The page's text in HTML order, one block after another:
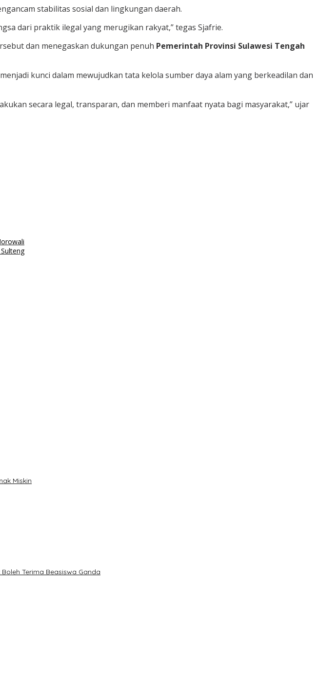
stabilitas sosial dan lingkungan daerah.
dari praktik ilegal yang merugikan rakyat,” tegas Sjafrie.
dan menegaskan dukungan penuh Pemerintah Provinsi Sulawesi Tengah
kunci dalam mewujudkan tata kelola sumber daya alam yang berkeadilan dan
secara legal, transparan, dan memberi manfaat nyata bagi masyarakat,” ujar
Miskin
Terima Beasiswa Ganda